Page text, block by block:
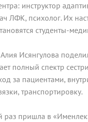
инструктор
ЛФК, психолог. Их
студенты-
Исянгулова
полный спектр
за пациентами,
транспортировку.
раз пришла в